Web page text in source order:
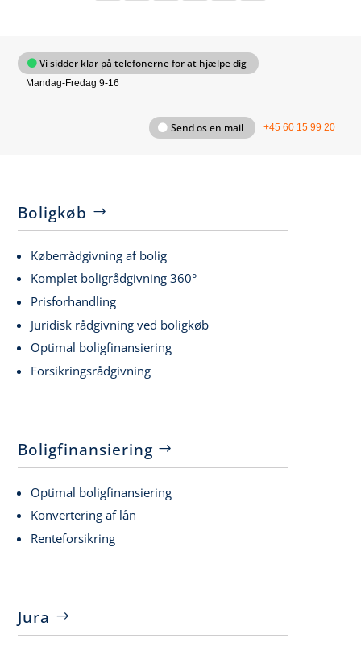
Vi sidder klar på telefonerne for at hjælpe dig
Mandag-Fredag 9-16
Send os en mail +45 60 15 99 20
Boligkøb
Køberrådgivning af bolig
Komplet boligrådgivning 360°
Prisforhandling
Juridisk rådgivning ved boligkøb
Optimal boligfinansiering
Forsikringsrådgivning
Boligfinansiering
Optimal boligfinansiering
Konvertering af lån
Renteforsikring
Jura